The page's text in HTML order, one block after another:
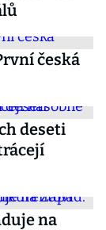
česká
deseti
na